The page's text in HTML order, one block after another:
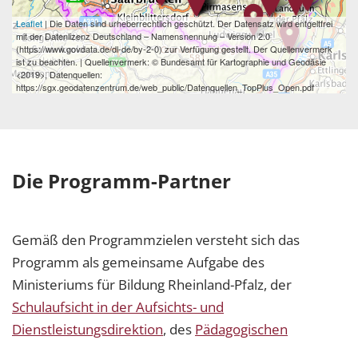
Leaflet | Die Daten sind urheberrechtlich geschützt. Der Datensatz wird entgeltfrei
mit der Datenlizenz Deutschland – Namensnennung – Version 2.0
(https://www.govdata.de/dl-de/by-2-0) zur Verfügung gestellt. Der Quellenvermerk
ist zu beachten. | Quellenvermerk: © Bundesamt für Kartographie und Geodäsie
<2019>, Datenquellen:
https://sgx.geodatenzentrum.de/web_public/Datenquellen_TopPlus_Open.pdf
Die Programm-Partner
Gemäß den Programmzielen versteht sich das
Programm als gemeinsame Aufgabe des
Ministeriums für Bildung Rheinland-Pfalz, der
Schulaufsicht in der Aufsichts- und
Dienstleistungsdirektion, des Pädagogischen